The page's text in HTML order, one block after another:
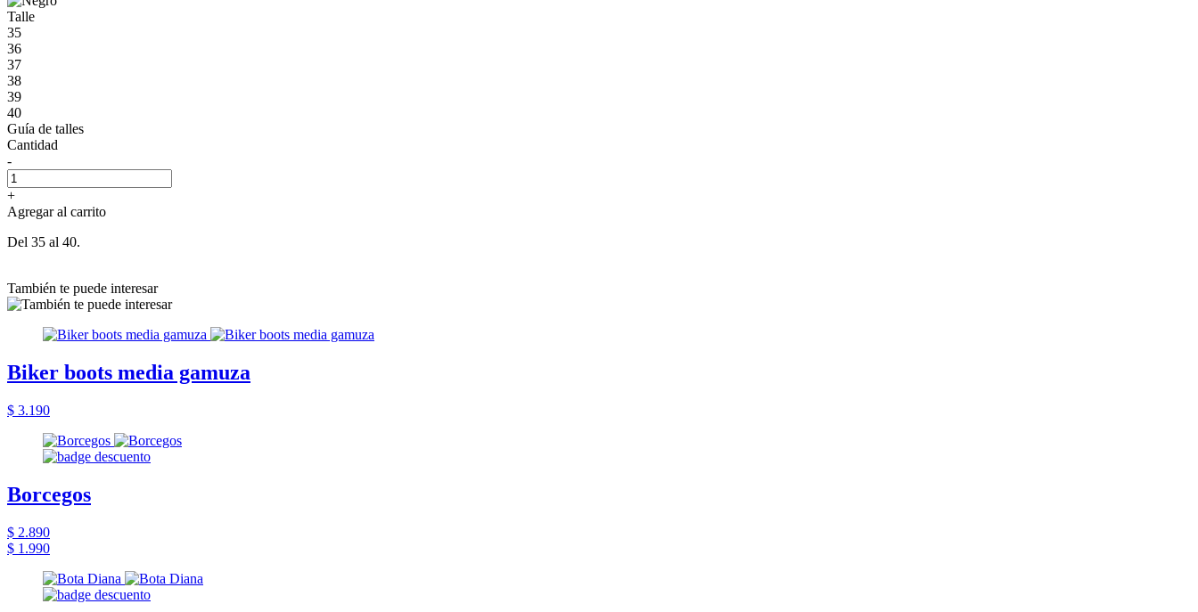
Talle
35
36
37
38
39
40
Guía de talles
Cantidad
-
+
Agregar al carrito
Del 35 al 40.
También te puede interesar
Biker boots media gamuza
$ 3.190
Borcegos
$ 2.890
$ 1.990